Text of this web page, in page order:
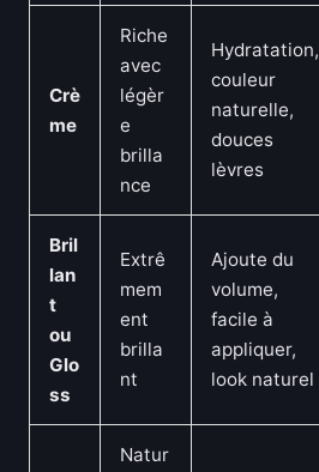
Crè
me
Riche
avec
légèr
e
brilla
nce
Hydratation,
couleur
naturelle,
douces
lèvres
Bril
lan
t
ou
Glo
ss
Extrê
mem
ent
brilla
nt
Ajoute du
volume,
facile à
appliquer,
look naturel
Natur